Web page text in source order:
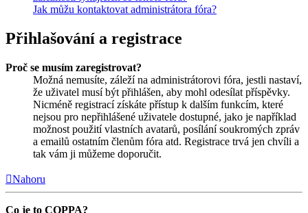
Jak můžu kontaktovat administrátora fóra?
Přihlašování a registrace
Proč se musím zaregistrovat?
Možná nemusíte, záleží na administrátorovi fóra, jestli nastaví,
že uživatel musí být přihlášen, aby mohl odesílat příspěvky.
Nicméně registrací získáte přístup k dalším funkcím, které
nejsou pro nepřihlášené uživatele dostupné, jako je například
možnost použití vlastních avatarů, posílání soukromých zpráv
a emailů ostatním členům fóra atd. Registrace trvá jen chvíli a
tak vám ji můžeme doporučit.
Nahoru
Co je to COPPA?